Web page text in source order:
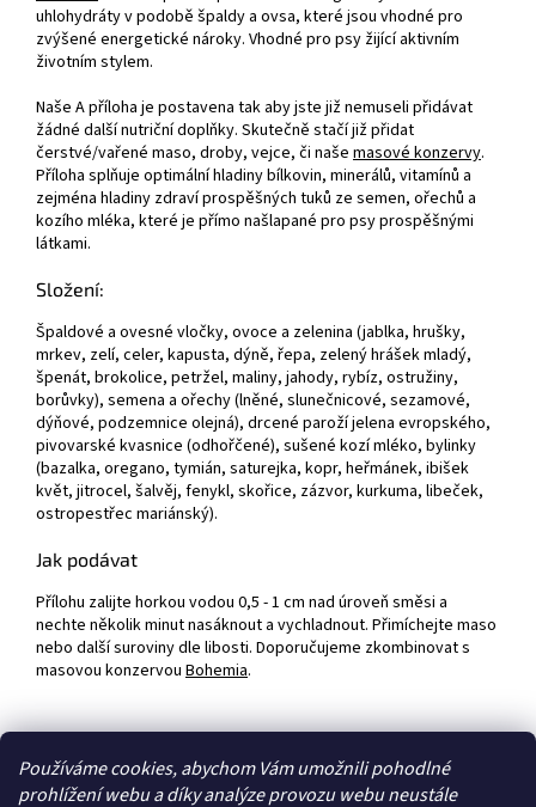
Používáme cookies, abychom Vám umožnili pohodlné
prohlížení webu a díky analýze provozu webu neustále
uhlohydráty v podobě špaldy a ovsa, které jsou vhodné pro
zvýšené energetické nároky. Vhodné pro psy žijící aktivním
životním stylem.
Naše A příloha je postavena tak aby jste již nemuseli přidávat
žádné další nutriční doplňky. Skutečně stačí již přidat
čerstvé/vařené maso, droby, vejce, či naše masové konzervy.
Příloha splňuje optimální hladiny bílkovin, minerálů, vitamínů a
zejména hladiny zdraví prospěšných tuků ze semen, ořechů a
kozího mléka, které je přímo našlapané pro psy prospěšnými
látkami.
Složení:
Špaldové a ovesné vločky, ovoce a zelenina (jablka, hrušky,
mrkev, zelí, celer, kapusta, dýně, řepa, zelený hrášek mladý,
špenát, brokolice, petržel, maliny, jahody, rybíz, ostružiny,
borůvky), semena a ořechy (lněné, slunečnicové, sezamové,
dýňové, podzemnice olejná), drcené paroží jelena evropského,
pivovarské kvasnice (odhořčené), sušené kozí mléko, bylinky
(bazalka, oregano, tymián, saturejka, kopr, heřmánek, ibišek
květ, jitrocel, šalvěj, fenykl, skořice, zázvor, kurkuma, libeček,
ostropestřec mariánský).
Jak podávat
Přílohu zalijte horkou vodou 0,5 - 1 cm nad úroveň směsi a
nechte několik minut nasáknout a vychladnout. Přimíchejte maso
nebo další suroviny dle libosti. Doporučujeme zkombinovat s
masovou konzervou Bohemia.
Zboží.cz Heureka.cz